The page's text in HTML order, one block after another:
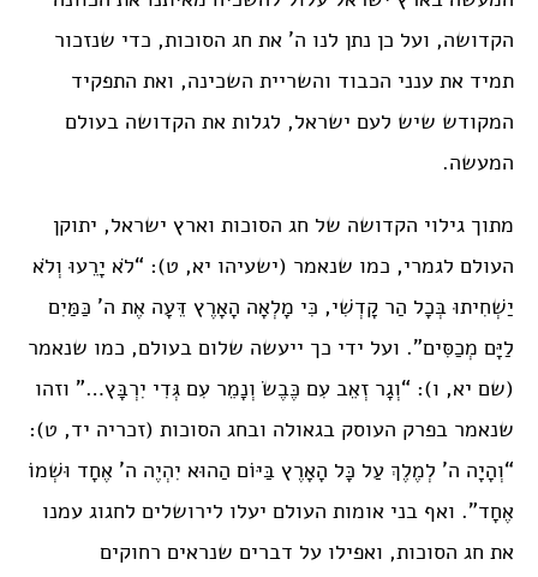
הקדושה, ועל כן נתן לנו ה’ את חג הסוכות, כדי שנזכור
תמיד את ענני הכבוד והשריית השכינה, ואת התפקיד
המקודש שיש לעם ישראל, לגלות את הקדושה בעולם
המעשה.
מתוך גילוי הקדושה של חג הסוכות וארץ ישראל, יתוקן
העולם לגמרי, כמו שנאמר (ישעיהו יא, ט): “לֹא יָרֵעוּ וְלֹא
יַשְׁחִיתוּ בְּכָל הַר קָדְשִׁי, כִּי מָלְאָה הָאָרֶץ דֵּעָה אֶת ה’ כַּמַּיִם
לַיָּם מְכַסִּים”. ועל ידי כך ייעשה שלום בעולם, כמו שנאמר
(שם יא, ו): “וְגָר זְאֵב עִם כֶּבֶשׂ וְנָמֵר עִם גְּדִי יִרְבָּץ…” וזהו
שנאמר בפרק העוסק בגאולה ובחג הסוכות (זכריה יד, ט):
“וְהָיָה ה’ לְמֶלֶךְ עַל כָּל הָאָרֶץ בַּיּוֹם הַהוּא יִהְיֶה ה’ אֶחָד וּשְׁמוֹ
אֶחָד”. ואף בני אומות העולם יעלו לירושלים לחגוג עמנו
את חג הסוכות, ואפילו על דברים שנראים רחוקים